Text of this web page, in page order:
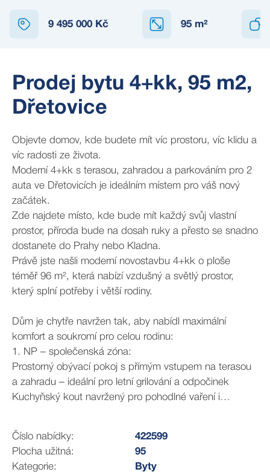
9 495 000 Kč 95 m²
Prodej bytu 4+kk, 95 m2,
Dřetovice
Objevte domov, kde budete mít víc prostoru, víc klidu a
víc radosti ze života.
Moderní 4+kk s terasou, zahradou a parkováním pro 2
auta ve Dřetovicích je ideálním místem pro váš nový
začátek.
Zde najdete místo, kde bude mít každý svůj vlastní
prostor, příroda bude na dosah ruky a přesto se snadno
dostanete do Prahy nebo Kladna.
Právě jste našli moderní novostavbu 4+kk o ploše
téměř 96 m², která nabízí vzdušný a světlý prostor,
který splní potřeby i větší rodiny.
Dům je chytře navržen tak, aby nabídl maximální
komfort a soukromí pro celou rodinu:
1. NP – společenská zóna:
Prostorný obývací pokoj s přímým vstupem na terasou
a zahradu – ideální pro letní grilování a odpočinek
Kuchyňský kout navržený pro pohodlné vaření i
Samostatná toaleta pro maximální praktičnost
Technická místnost pro pračku, sušičku a úložné
potřeby
Číslo nabídky:
422599
Plocha užitná:
95
Kategorie:
Byty